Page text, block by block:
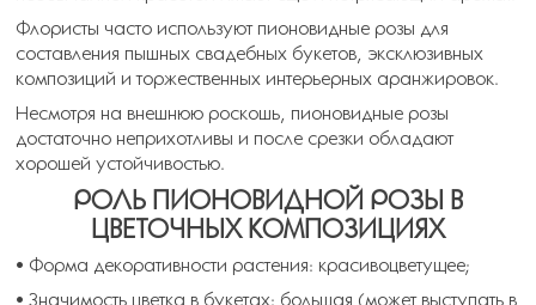
Флористы часто используют пионовидные розы для
составления пышных свадебных букетов, эксклюзивных
композиций и торжественных интерьерных аранжировок.
Несмотря на внешнюю роскошь, пионовидные розы
достаточно неприхотливы и после срезки обладают
хорошей устойчивостью.
РОЛЬ ПИОНОВИДНОЙ РОЗЫ В
ЦВЕТОЧНЫХ КОМПОЗИЦИЯХ
• Форма декоративности растения: красивоцветущее;
• Значимость цветка в букетах: большая (может выступать в